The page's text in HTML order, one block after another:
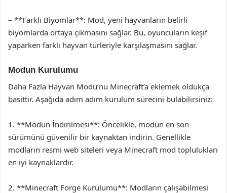
– **Farklı Biyomlar**: Mod, yeni hayvanların belirli
biyomlarda ortaya çıkmasını sağlar. Bu, oyuncuların keşif
yaparken farklı hayvan türleriyle karşılaşmasını sağlar.
Modun Kurulumu
Daha Fazla Hayvan Modu’nu Minecraft’a eklemek oldukça
basittir. Aşağıda adım adım kurulum sürecini bulabilirsiniz:
1. **Modun İndirilmesi**: Öncelikle, modun en son
sürümünü güvenilir bir kaynaktan indirin. Genellikle
modların resmi web siteleri veya Minecraft mod toplulukları
en iyi kaynaklardır.
2. **Minecraft Forge Kurulumu**: Modların çalışabilmesi